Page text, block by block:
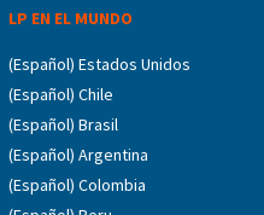
LP EN EL MUNDO
(Español) Estados Unidos
(Español) Chile
(Español) Brasil
(Español) Argentina
(Español) Colombia